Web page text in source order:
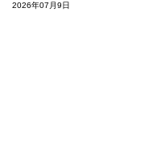
2026年07月9日